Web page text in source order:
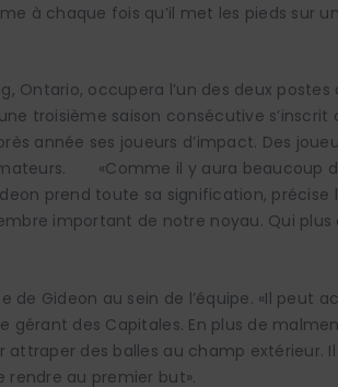
à chaque fois qu’il met les pieds sur
Ontario, occupera l’un des deux
troisième saison consécutive s’inscrit
année ses joueurs d’impact. Des
«Comme il y aura beaucoup
prend toute sa signification, précise
important de notre noyau. Qui plus
de Gideon au sein de l’équipe. «Il peut
gérant des Capitales. En plus de
attraper des balles au champ extérieur.
rendre au premier but».